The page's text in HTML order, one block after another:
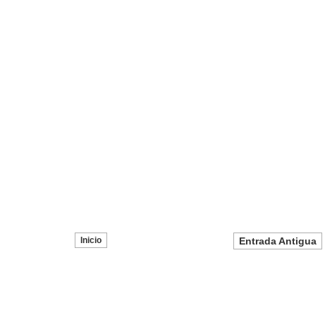
Entrada Antigua
Inicio